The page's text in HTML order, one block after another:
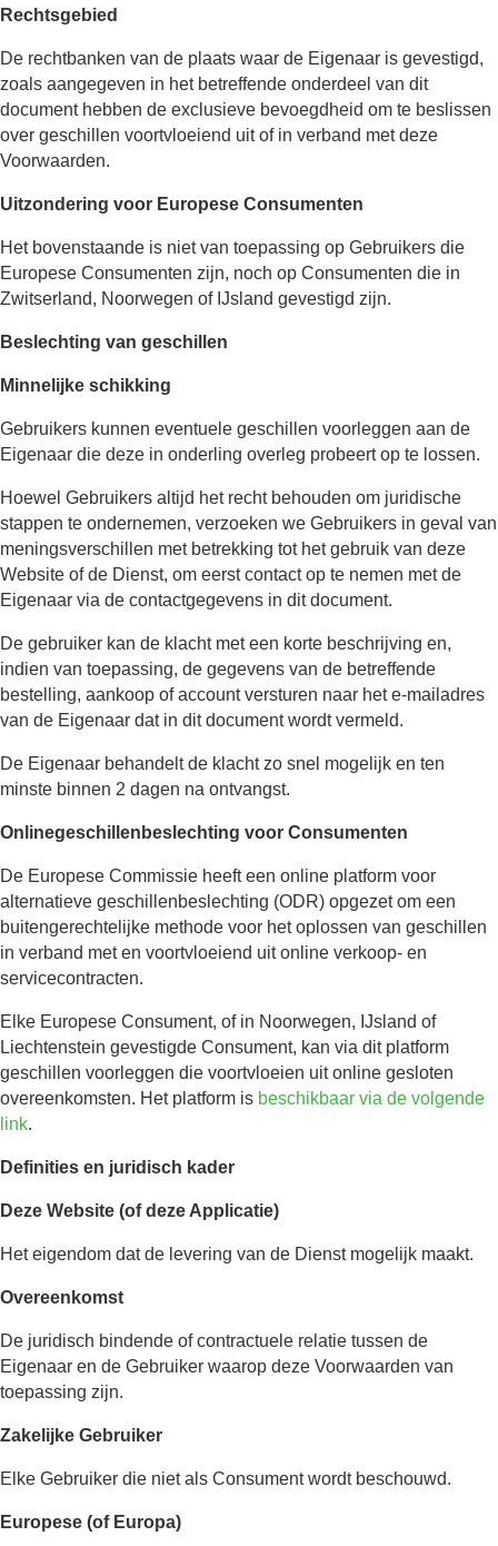
Rechtsgebied
De rechtbanken van de plaats waar de Eigenaar is gevestigd,
zoals aangegeven in het betreffende onderdeel van dit
document hebben de exclusieve bevoegdheid om te beslissen
over geschillen voortvloeiend uit of in verband met deze
Voorwaarden.
Uitzondering voor Europese Consumenten
Het bovenstaande is niet van toepassing op Gebruikers die
Europese Consumenten zijn, noch op Consumenten die in
Zwitserland, Noorwegen of IJsland gevestigd zijn.
Beslechting van geschillen
Minnelijke schikking
Gebruikers kunnen eventuele geschillen voorleggen aan de
Eigenaar die deze in onderling overleg probeert op te lossen.
Hoewel Gebruikers altijd het recht behouden om juridische
stappen te ondernemen, verzoeken we Gebruikers in geval van
meningsverschillen met betrekking tot het gebruik van deze
Website of de Dienst, om eerst contact op te nemen met de
Eigenaar via de contactgegevens in dit document.
De gebruiker kan de klacht met een korte beschrijving en,
indien van toepassing, de gegevens van de betreffende
bestelling, aankoop of account versturen naar het e-mailadres
van de Eigenaar dat in dit document wordt vermeld.
De Eigenaar behandelt de klacht zo snel mogelijk en ten
minste binnen 2 dagen na ontvangst.
Onlinegeschillenbeslechting voor Consumenten
De Europese Commissie heeft een online platform voor
alternatieve geschillenbeslechting (ODR) opgezet om een
buitengerechtelijke methode voor het oplossen van geschillen
in verband met en voortvloeiend uit online verkoop- en
servicecontracten.
Elke Europese Consument, of in Noorwegen, IJsland of
Liechtenstein gevestigde Consument, kan via dit platform
geschillen voorleggen die voortvloeien uit online gesloten
overeenkomsten. Het platform is beschikbaar via de volgende
link.
Definities en juridisch kader
Deze Website (of deze Applicatie)
Het eigendom dat de levering van de Dienst mogelijk maakt.
Overeenkomst
De juridisch bindende of contractuele relatie tussen de
Eigenaar en de Gebruiker waarop deze Voorwaarden van
toepassing zijn.
Zakelijke Gebruiker
Elke Gebruiker die niet als Consument wordt beschouwd.
Europese (of Europa)